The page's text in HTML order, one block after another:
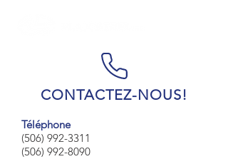
CONTACTEZ-NOUS!
Téléphone
(506) 992-3311
(506) 992-8090